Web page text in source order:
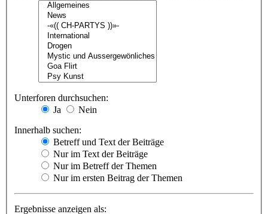
Unterforen durchsuchen:
Ja
Nein
Innerhalb suchen:
Betreff und Text der Beiträge
Nur im Text der Beiträge
Nur im Betreff der Themen
Nur im ersten Beitrag der Themen
Ergebnisse anzeigen als: